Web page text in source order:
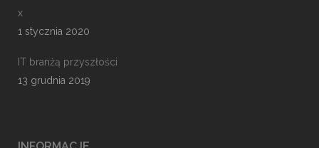
x
1 stycznia 2020
IT branżą przyszłości
13 grudnia 2019